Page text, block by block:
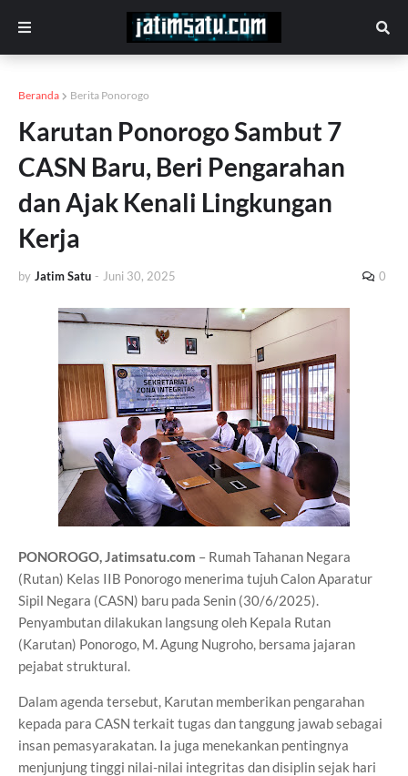
Beranda Berita Ponorogo
Karutan Ponorogo Sambut 7
CASN Baru, Beri Pengarahan
dan Ajak Kenali Lingkungan
Kerja
by Jatim Satu - Juni 30, 2025 0
PONOROGO, Jatimsatu.com – Rumah Tahanan Negara
(Rutan) Kelas IIB Ponorogo menerima tujuh Calon Aparatur
Sipil Negara (CASN) baru pada Senin (30/6/2025).
Penyambutan dilakukan langsung oleh Kepala Rutan
(Karutan) Ponorogo, M. Agung Nugroho, bersama jajaran
pejabat struktural.
Dalam agenda tersebut, Karutan memberikan pengarahan
kepada para CASN terkait tugas dan tanggung jawab sebagai
insan pemasyarakatan. Ia juga menekankan pentingnya
menjunjung tinggi nilai-nilai integritas dan disiplin sejak hari